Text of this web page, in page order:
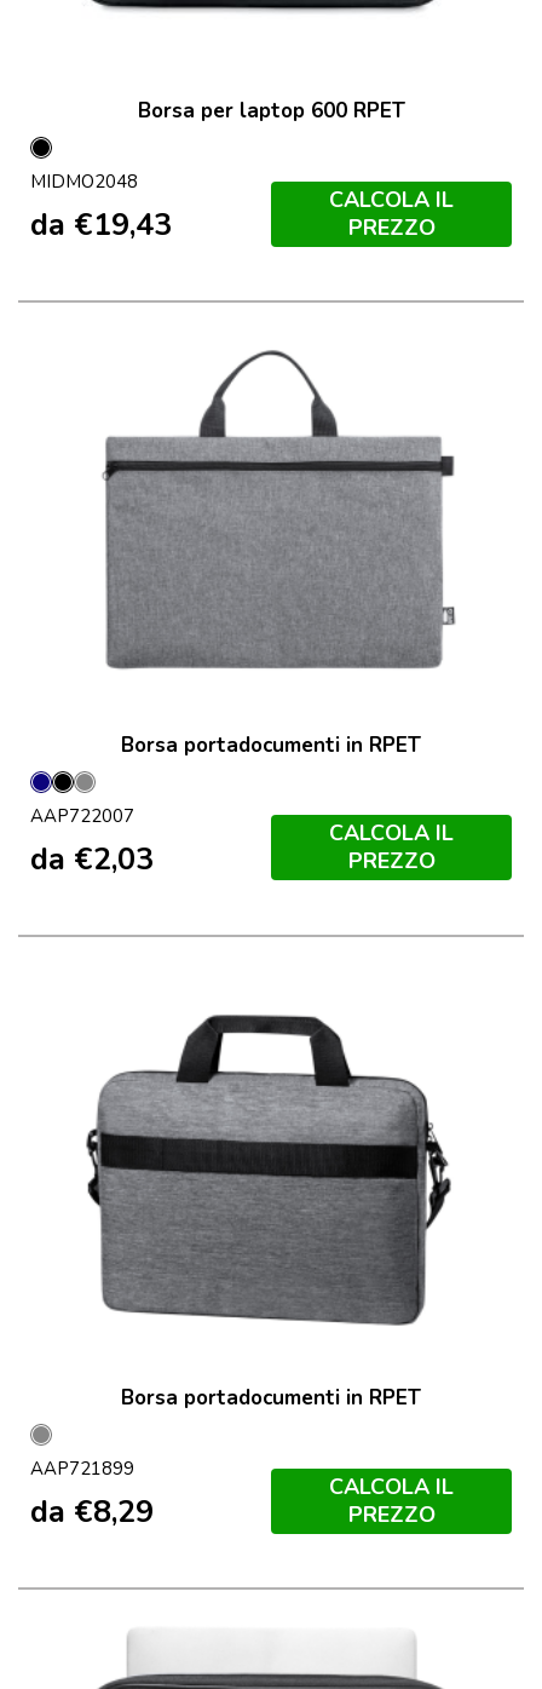
Borsa per laptop 600 RPET
Nero
MIDMO2048
da €19,43
CALCOLA IL
PREZZO
Borsa portadocumenti in RPET
Blu
Scuro
NeroGrigio
AAP722007
da €2,03
CALCOLA IL
PREZZO
Borsa portadocumenti in RPET
Grigio
AAP721899
da €8,29
CALCOLA IL
PREZZO